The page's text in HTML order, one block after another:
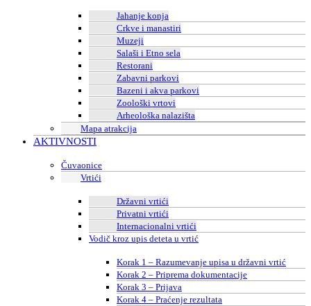
Jahanje konja
Crkve i manastiri
Muzeji
Salaši i Etno sela
Restorani
Zabavni parkovi
Bazeni i akva parkovi
Zoološki vrtovi
Arheološka nalazišta
Mapa atrakcija
AKTIVNOSTI
Čuvaonice
Vrtići
Državni vrtići
Privatni vrtići
Internacionalni vrtići
Vodič kroz upis deteta u vrtić
Korak 1 – Razumevanje upisa u državni vrtić
Korak 2 – Priprema dokumentacije
Korak 3 – Prijava
Korak 4 – Praćenje rezultata